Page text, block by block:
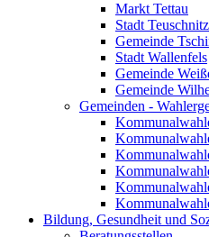
Markt Tettau
Stadt Teuschnitz
Gemeinde
Stadt Wallenfels
Gemeinde
Gemeinde
Gemeinden -
Bildung, Gesundheit und